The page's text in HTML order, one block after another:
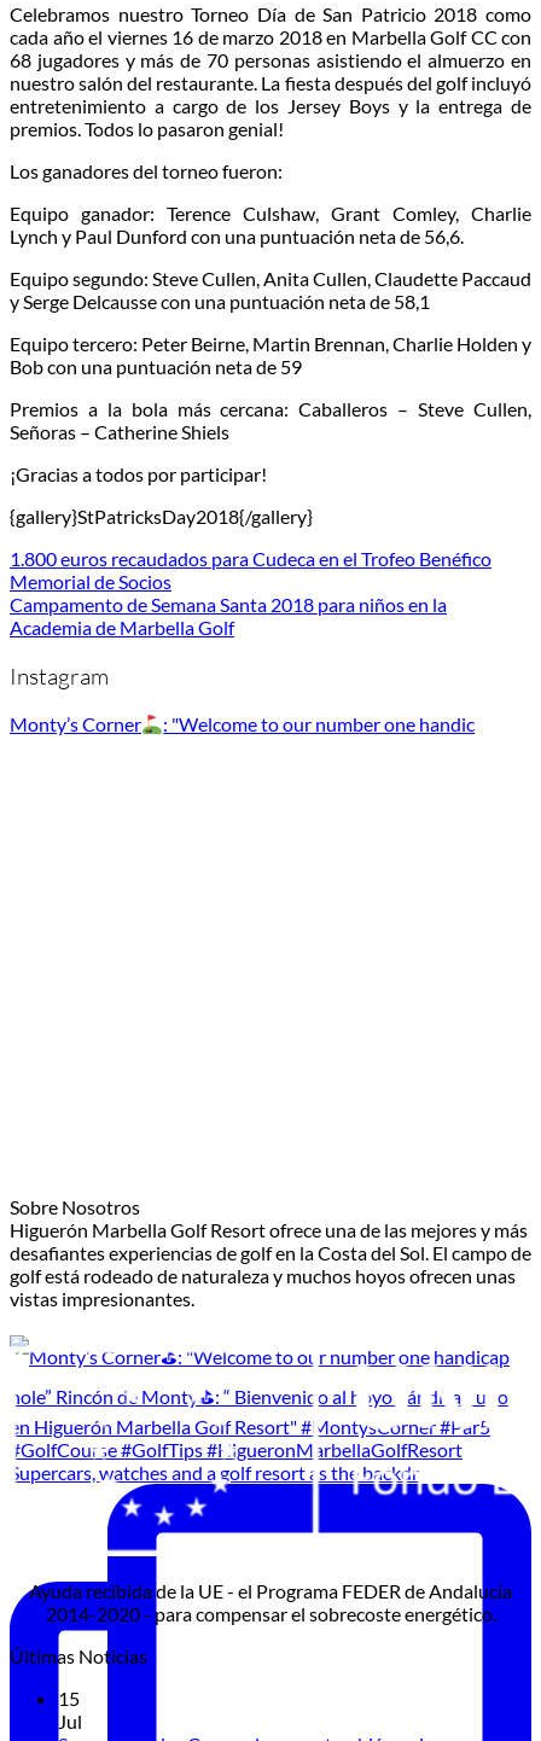
Celebramos nuestro Torneo Día de San Patricio 2018 como
cada año el viernes 16 de marzo 2018 en Marbella Golf CC con
68 jugadores y más de 70 personas asistiendo el almuerzo en
nuestro salón del restaurante. La fiesta después del golf incluyó
entretenimiento a cargo de los Jersey Boys y la entrega de
premios. Todos lo pasaron genial!
Los ganadores del torneo fueron:
Equipo ganador: Terence Culshaw, Grant Comley, Charlie
Lynch y Paul Dunford con una puntuación neta de 56,6.
Equipo segundo: Steve Cullen, Anita Cullen, Claudette Paccaud
y Serge Delcausse con una puntuación neta de 58,1
Equipo tercero: Peter Beirne, Martin Brennan, Charlie Holden y
Bob con una puntuación neta de 59
Premios a la bola más cercana: Caballeros – Steve Cullen,
Señoras – Catherine Shiels
¡Gracias a todos por participar!
{gallery}StPatricksDay2018{/gallery}
1.800 euros recaudados para Cudeca en el Trofeo Benéfico
Memorial de Socios
Campamento de Semana Santa 2018 para niños en la
Academia de Marbella Golf
Instagram
Monty’s Corner : "Welcome to our number one handic
Supercars, watches and a golf resort as the backdr
Sobre Nosotros
Higuerón Marbella Golf Resort ofrece una de las mejores y más
desafiantes experiencias de golf en la Costa del Sol. El campo de
golf está rodeado de naturaleza y muchos hoyos ofrecen unas
vistas impresionantes.
Ayuda recibida de la UE - el Programa FEDER de Andalucía
2014-2020 - para compensar el sobrecoste energético.
Últimas Noticias
15
Jul